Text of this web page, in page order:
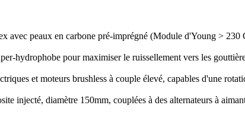
avec peaux en carbone pré-imprégné (Module d'Young > 230
hydrophobe pour maximiser le ruissellement vers les
et moteurs brushless à couple élevé, capables d'une
injecté, diamètre 150mm, couplées à des alternateurs à